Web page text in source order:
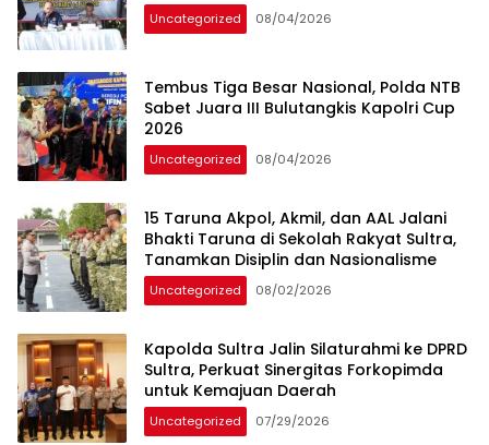
Uncategorized 08/04/2026
Tembus Tiga Besar Nasional, Polda NTB
Sabet Juara III Bulutangkis Kapolri Cup
2026
Uncategorized 08/04/2026
15 Taruna Akpol, Akmil, dan AAL Jalani
Bhakti Taruna di Sekolah Rakyat Sultra,
Tanamkan Disiplin dan Nasionalisme
Uncategorized 08/02/2026
Kapolda Sultra Jalin Silaturahmi ke DPRD
Sultra, Perkuat Sinergitas Forkopimda
untuk Kemajuan Daerah
Uncategorized 07/29/2026